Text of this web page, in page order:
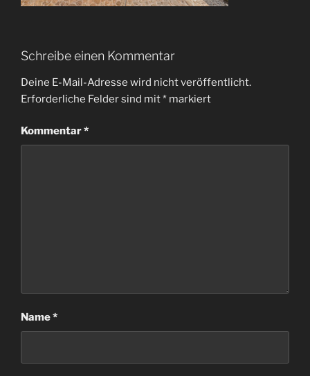
Schreibe einen Kommentar
Deine E-Mail-Adresse wird nicht veröffentlicht.
Erforderliche Felder sind mit* markiert
Kommentar*
Name*